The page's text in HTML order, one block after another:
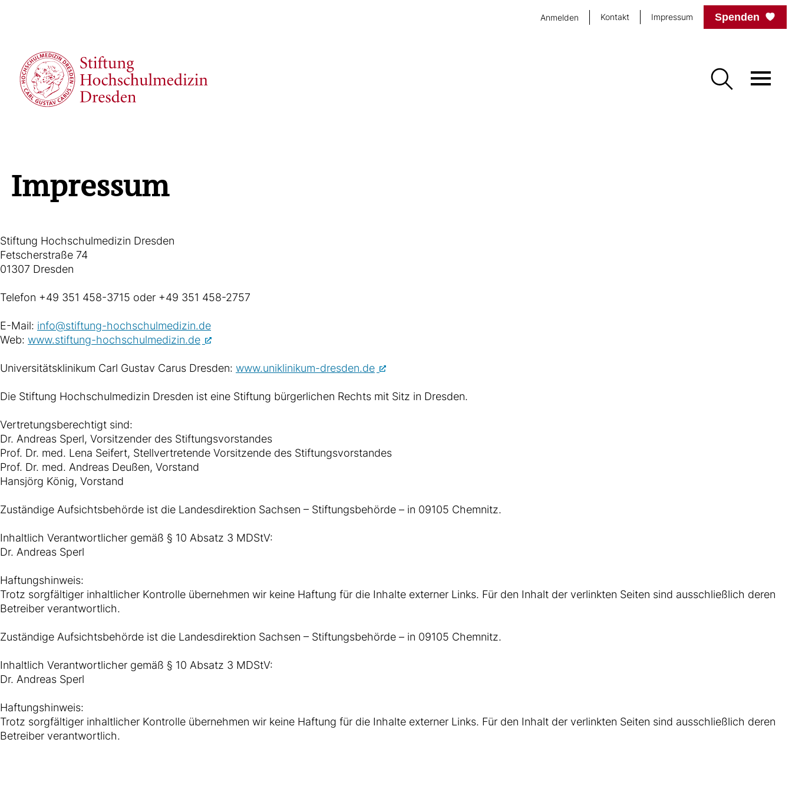
Anmelden Kontakt Impressum Spenden
Impressum
Stiftung Hochschulmedizin Dresden
Fetscherstraße 74
01307 Dresden
Telefon +49 351 458-3715 oder +49 351 458-2757
E-Mail: info@stiftung-hochschulmedizin.de
Web: www.stiftung-hochschulmedizin.de
Universitätsklinikum Carl Gustav Carus Dresden: www.uniklinikum-dresden.de
Die Stiftung Hochschulmedizin Dresden ist eine Stiftung bürgerlichen Rechts mit Sitz in Dresden.
Vertretungsberechtigt sind:
Dr. Andreas Sperl, Vorsitzender des Stiftungsvorstandes
Prof. Dr. med. Lena Seifert, Stellvertretende Vorsitzende des Stiftungsvorstandes
Prof. Dr. med. Andreas Deußen, Vorstand
Hansjörg König, Vorstand
Zuständige Aufsichtsbehörde ist die Landesdirektion Sachsen – Stiftungsbehörde – in 09105 Chemnitz.
Inhaltlich Verantwortlicher gemäß § 10 Absatz 3 MDStV:
Dr. Andreas Sperl
Haftungshinweis:
Trotz sorgfältiger inhaltlicher Kontrolle übernehmen wir keine Haftung für die Inhalte externer Links. Für den Inhalt der verlinkten Seiten sind ausschließlich deren
Betreiber verantwortlich.
Zuständige Aufsichtsbehörde ist die Landesdirektion Sachsen – Stiftungsbehörde – in 09105 Chemnitz.
Inhaltlich Verantwortlicher gemäß § 10 Absatz 3 MDStV:
Dr. Andreas Sperl
Haftungshinweis:
Trotz sorgfältiger inhaltlicher Kontrolle übernehmen wir keine Haftung für die Inhalte externer Links. Für den Inhalt der verlinkten Seiten sind ausschließlich deren
Betreiber verantwortlich.